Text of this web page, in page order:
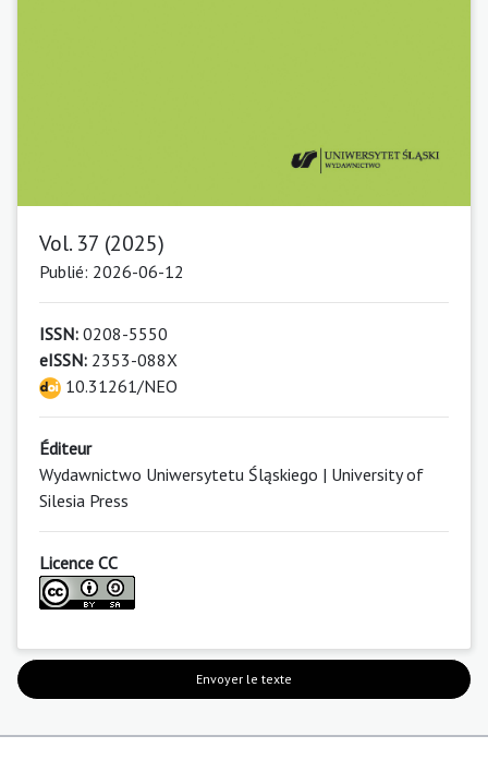
Vol. 37 (2025)
Publié: 2026-06-12
ISSN: 0208-5550
eISSN: 2353-088X
10.31261/NEO
Éditeur
Wydawnictwo Uniwersytetu Śląskiego | University of
Silesia Press
Licence CC
Envoyer le texte